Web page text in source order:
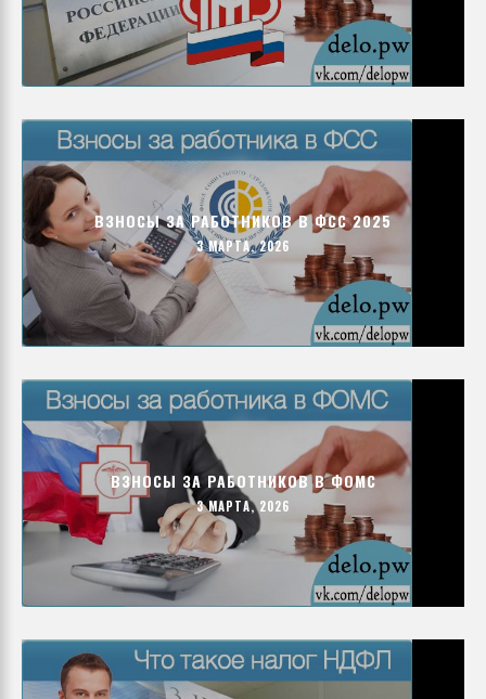
ВЗНОСЫ ЗА РАБОТНИКОВ В ФСС 2025
3 МАРТА, 2026
ВЗНОСЫ ЗА РАБОТНИКОВ В ФОМС
3 МАРТА, 2026